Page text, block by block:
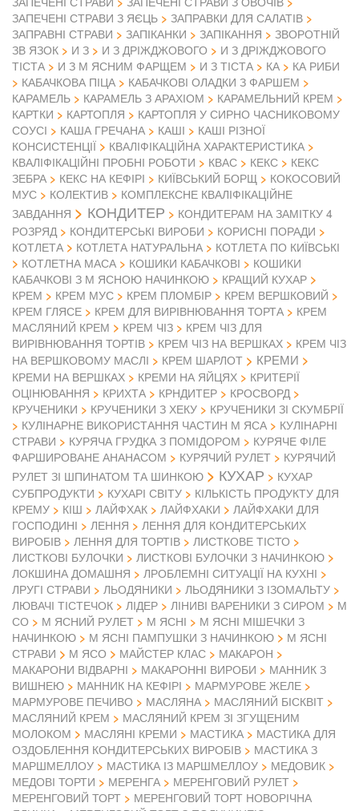
ЗАПЕЧЕНІ СТРАВИ З ЯЄЦЬ
ЗАПРАВКИ ДЛЯ САЛАТІВ
ЗАПРАВНІ СТРАВИ
ЗАПІКАНКИ ЗАПІКАННЯ
ЗВОРОТНІЙ
ЗВ ЯЗОК
И З И З ДРІЖДЖОВОГО
И З ДРІЖДЖОВОГО
ТІСТА
И З М ЯСНИМ ФАРЩЕМ И З ТІСТА КА
КА РИБИ
КАБАЧКОВА ПІЦА
КАБАЧКОВІ ОЛАДКИ З ФАРШЕМ
КАРАМЕЛЬ
КАРАМЕЛЬ З АРАХІОМ
КАРАМЕЛЬНИЙ КРЕМ
КАРТКИ
КАРТОПЛЯ
КАРТОПЛЯ У СИРНО ЧАСНИКОВОМУ
СОУСІ
КАША ГРЕЧАНА КАШІ
КАШІ РІЗНОЇ
КОНСИСТЕНЦІЇ
КВАЛІФІКАЦІЙНА ХАРАКТЕРИСТИКА
КВАЛІФІКАЦІЙНІ ПРОБНІ РОБОТИ
КВАС КЕКС
КЕКС
ЗЕБРА
КЕКС НА КЕФІРІ КИЇВСЬКИЙ БОРЩ
КОКОСОВИЙ
МУС
КОЛЕКТИВ
КОМПЛЕКСНЕ КВАЛІФІКАЦІЙНЕ
ЗАВДАННЯ
КОНДИТЕР
КОНДИТЕРАМ НА ЗАМІТКУ 4
РОЗРЯД
КОНДИТЕРСЬКІ ВИРОБИ
КОРИСНІ ПОРАДИ
КОТЛЕТА
КОТЛЕТА НАТУРАЛЬНА
КОТЛЕТА ПО КИЇВСЬКІ
КОТЛЕТНА МАСА
КОШИКИ КАБАЧКОВІ
КОШИКИ
КАБАЧКОВІ З М ЯСНОЮ НАЧИНКОЮ
КРАЩИЙ КУХАР
КРЕМ
КРЕМ МУС КРЕМ ПЛОМБІР
КРЕМ ВЕРШКОВИЙ
КРЕМ ГЛЯСЕ
КРЕМ ДЛЯ ВИРІВНЮВАННЯ ТОРТА
КРЕМ
МАСЛЯНИЙ КРЕМ
КРЕМ ЧІЗ
КРЕМ ЧІЗ ДЛЯ
ВИРІВНЮВАННЯ ТОРТІВ
КРЕМ ЧІЗ НА ВЕРШКАХ
КРЕМ ЧІЗ
НА ВЕРШКОВОМУ МАСЛІ
КРЕМ ШАРЛОТ КРЕМИ
КРЕМИ НА ВЕРШКАХ КРЕМИ НА ЯЙЦЯХ
КРИТЕРІЇ
ОЦІНЮВАННЯ
КРИХТА КРНДИТЕР
КРОСВОРД
КРУЧЕНИКИ
КРУЧЕНИКИ З ХЕКУ
КРУЧЕНИКИ ЗІ СКУМБРІЇ
КУЛІНАРНЕ ВИКОРИСТАННЯ ЧАСТИН М ЯСА
КУЛІНАРНІ
СТРАВИ
КУРЯЧА ГРУДКА З ПОМІДОРОМ
КУРЯЧЕ ФІЛЕ
ФАРШИРОВАНЕ АНАНАСОМ
КУРЯЧИЙ РУЛЕТ
КУРЯЧИЙ
РУЛЕТ ЗІ ШПИНАТОМ ТА ШИНКОЮ
КУХАР
КУХАР
СУБПРОДУКТИ
КУХАРІ СВІТУ
КІЛЬКІСТЬ ПРОДУКТУ ДЛЯ
КРЕМУ
КІШ ЛАЙФХАК ЛАЙФХАКИ
ЛАЙФХАКИ ДЛЯ
ГОСПОДИНІ
ЛЕННЯ
ЛЕННЯ ДЛЯ КОНДИТЕРСЬКИХ
ВИРОБІВ
ЛЕННЯ ДЛЯ ТОРТІВ
ЛИСТКОВЕ ТІСТО
ЛИСТКОВІ БУЛОЧКИ
ЛИСТКОВІ БУЛОЧКИ З НАЧИНКОЮ
ЛОКШИНА ДОМАШНЯ
ЛРОБЛЕМНІ СИТУАЦІЇ НА КУХНІ
ЛРУГІ СТРАВИ
ЛЬОДЯНИКИ
ЛЬОДЯНИКИ З ІЗОМАЛЬТУ
ЛЮВАЧІ ТІСТЕЧОК
ЛІДЕР ЛІНИВІ ВАРЕНИКИ З СИРОМ
М
СО
М ЯСНИЙ РУЛЕТ М ЯСНІ
М ЯСНІ МІШЕЧКИ З
НАЧИНКОЮ
М ЯСНІ ПАМПУШКИ З НАЧИНКОЮ
М ЯСНІ
СТРАВИ
М ЯСО МАЙСТЕР КЛАС
МАКАРОН
МАКАРОНИ ВІДВАРНІ
МАКАРОННІ ВИРОБИ
МАННИК З
ВИШНЕЮ
МАННИК НА КЕФІРІ
МАРМУРОВЕ ЖЕЛЕ
МАРМУРОВЕ ПЕЧИВО
МАСЛЯНА
МАСЛЯНИЙ БІСКВІТ
МАСЛЯНИЙ КРЕМ
МАСЛЯНИЙ КРЕМ ЗІ ЗГУЩЕНИМ
МОЛОКОМ
МАСЛЯНІ КРЕМИ МАСТИКА
МАСТИКА ДЛЯ
ОЗДОБЛЕННЯ КОНДИТЕРСЬКИХ ВИРОБІВ
МАСТИКА З
МАРШМЕЛЛОУ
МАСТИКА ІЗ МАРШМЕЛЛОУ
МЕДОВИК
МЕДОВІ ТОРТИ
МЕРЕНГА
МЕРЕНГОВИЙ РУЛЕТ
МЕРЕНГОВИЙ ТОРТ
МЕРЕНГОВИЙ ТОРТ НОВОРІЧНА